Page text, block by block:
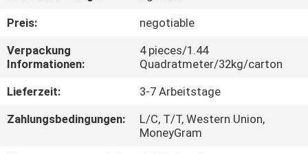
QUALITÄTSKONTROLLE
KONTAKT
UNS
Preis:
negotiable
Verpackung
Informationen:
4 pieces/1.44
Quadratmeter/32kg/carton
Lieferzeit:
3-7 Arbeitstage
Zahlungsbedingungen:
L/C, T/T, Western Union,
MoneyGram